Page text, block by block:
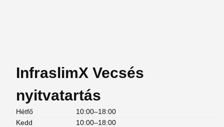
InfraslimX Vecsés
nyitvatartás
Hétfő
10:00–18:00
Kedd
10:00–18:00